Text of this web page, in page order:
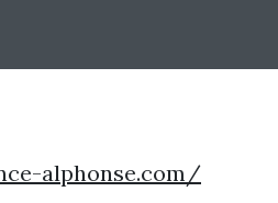
alphonse.com/